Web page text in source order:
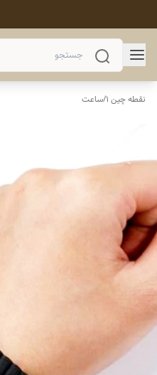
نقطه چین 1 /ساعت